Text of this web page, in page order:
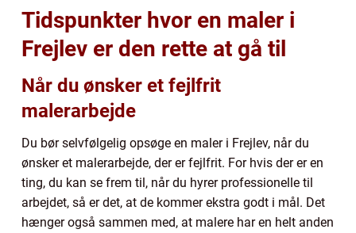
Tidspunkter hvor en maler i
Frejlev er den rette at gå til
Når du ønsker et fejlfrit
malerarbejde
Du bør selvfølgelig opsøge en maler i Frejlev, når du
ønsker et malerarbejde, der er fejlfrit. For hvis der er en
ting, du kan se frem til, når du hyrer professionelle til
arbejdet, så er det, at de kommer ekstra godt i mål. Det
hænger også sammen med, at malere har en helt anden